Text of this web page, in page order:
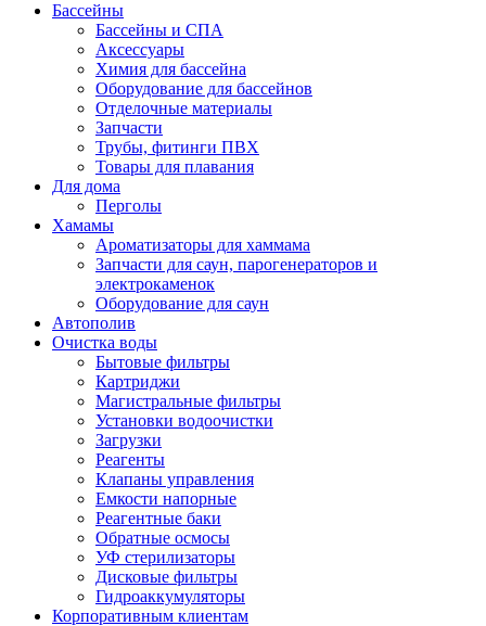
Бассейны
Бассейны и СПА
Аксессуары
Химия для бассейна
Оборудование для бассейнов
Отделочные материалы
Запчасти
Трубы, фитинги ПВХ
Товары для плавания
Для дома
Перголы
Хамамы
Ароматизаторы для хаммама
Запчасти для саун, парогенераторов и
электрокаменок
Оборудование для саун
Автополив
Очистка воды
Бытовые фильтры
Картриджи
Магистральные фильтры
Установки водоочистки
Загрузки
Реагенты
Клапаны управления
Емкости напорные
Реагентные баки
Обратные осмосы
УФ стерилизаторы
Дисковые фильтры
Гидроаккумуляторы
Корпоративным клиентам